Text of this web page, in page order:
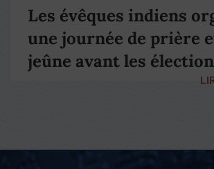
Les évêques indiens
une journée de prière
jeûne avant les